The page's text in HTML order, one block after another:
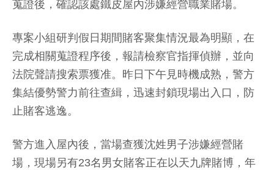
蒐證後，確認該處鐵皮屋內涉嫌經營職業賭場。
專案小組研判假日期間賭客聚集情況最為明顯，在
完成相關蒐證程序後，報請檢察官指揮偵辦，並向
法院聲請搜索票獲准。昨日下午見時機成熟，警方
集結優勢警力前往查緝，迅速封鎖現場出入口，防
止賭客逃逸。
警方進入屋內後，當場查獲沈姓男子涉嫌經營賭
場，現場另有23名男女賭客正在以天九牌賭博，年